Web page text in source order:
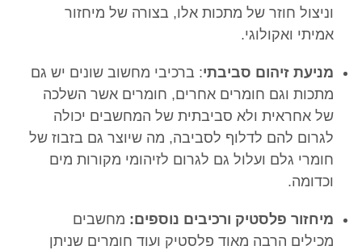
וניצול חוזר של מתכות אלו, בצורה של מיחזור
אמיתי ואקולוגי.
מניעת זיהום סביבתי: ברכיבי מחשוב שונים יש גם
מתכות וגם חומרים אחרים, חומרים אשר השלכה
של אחראית ולא סביבתית של המחשבים יכולה
לגרום להם לדלוף לסביבה, מה שיוצר גם בזבוז של
חומרי גלם ועלול גם לגרום לזיהומי מקורות מים
וכדומה.
מיחזור פלסטיק ורכיבים נוספים: מחשבים
מכילים הרבה מאוד פלסטיק ועוד חומרים שניתן